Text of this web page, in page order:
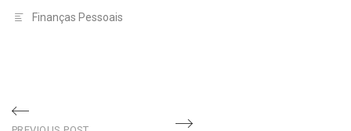
Finanças Pessoais
Navegação